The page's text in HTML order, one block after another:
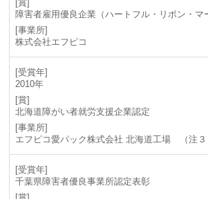
障害者雇用優良企業（ハートフル・リボン・マ
株式会社エフピコ
2010年
北海道障がい者就労支援企業認定
エフピコ愛パック株式会社 北海道工場 （注３
千葉県障害者優良事業所認定表彰